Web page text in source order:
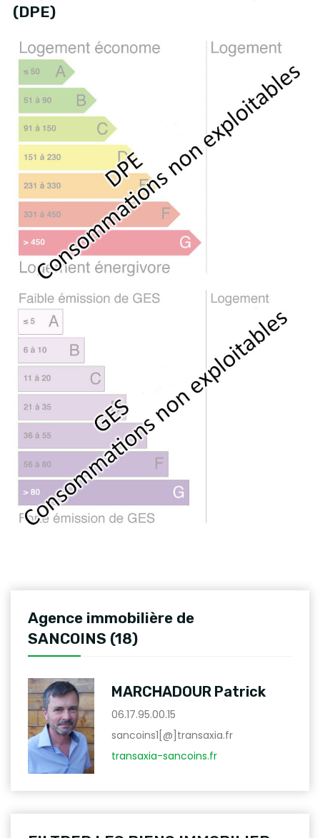
(DPE)
Agence immobilière de
SANCOINS (18)
MARCHADOUR Patrick
06.17.95.00.15
sancoins1[@]transaxia.fr
transaxia-sancoins.fr